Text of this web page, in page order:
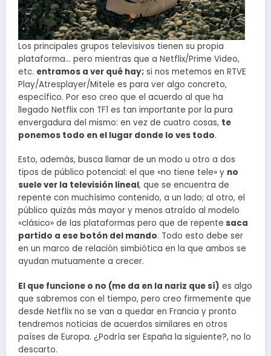
Los principales grupos televisivos tienen su propia
plataforma… pero mientras que a Netflix/Prime Video,
etc. entramos a ver qué hay; si nos metemos en RTVE
Play/Atresplayer/Mitele es para ver algo concreto,
específico. Por eso creo que el acuerdo al que ha
llegado Netflix con TF1 es tan importante por la pura
envergadura del mismo: en vez de cuatro cosas, te
ponemos todo en el lugar donde lo ves todo.
Esto, además, busca llamar de un modo u otro a dos
tipos de público potencial: el que «no tiene tele» y no
suele ver la televisión lineal, que se encuentra de
repente con muchísimo contenido, a un lado; al otro, el
público quizás más mayor y menos atraído al modelo
«clásico» de las plataformas pero que de repente saca
partido a ese botón del mando. Todo esto debe ser
en un marco de relación simbiótica en la que ambos se
ayudan mutuamente a crecer.
El que funcione o no (me da en la nariz que sí) es algo
que sabremos con el tiempo, pero creo firmemente que
desde Netflix no se van a quedar en Francia y pronto
tendremos noticias de acuerdos similares en otros
países de Europa. ¿Podría ser España la siguiente?, no lo
descarto.